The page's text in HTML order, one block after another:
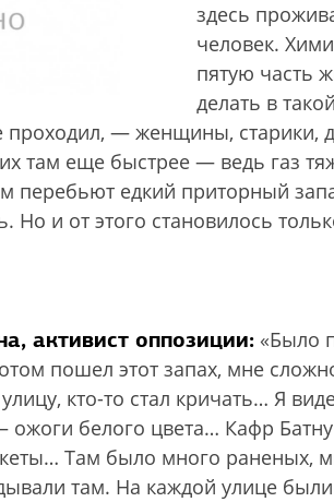
здесь
человек.
пятую часть
делать в
— женщины, старики,
там еще быстрее — ведь газ
перебьют едкий приторный
Но и от этого становилось
активист оппозиции: «Было
пошел этот запах, мне
кто-то стал кричать… Я
ожоги белого цвета… Кафр
Там было много раненых,
там. На каждой улице